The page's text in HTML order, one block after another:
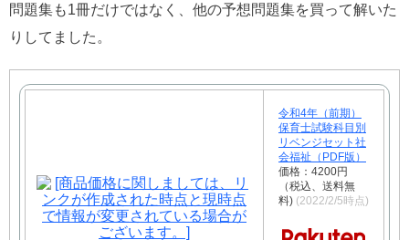
問題集も1冊だけではなく、他の予想問題集を買って解いた
りしてました。
令和4年（前期）
保育士試験科目別
リベンジセット社
会福祉（PDF版）
価格：4200円
（税込、送料無
料) (2022/2/5時点)